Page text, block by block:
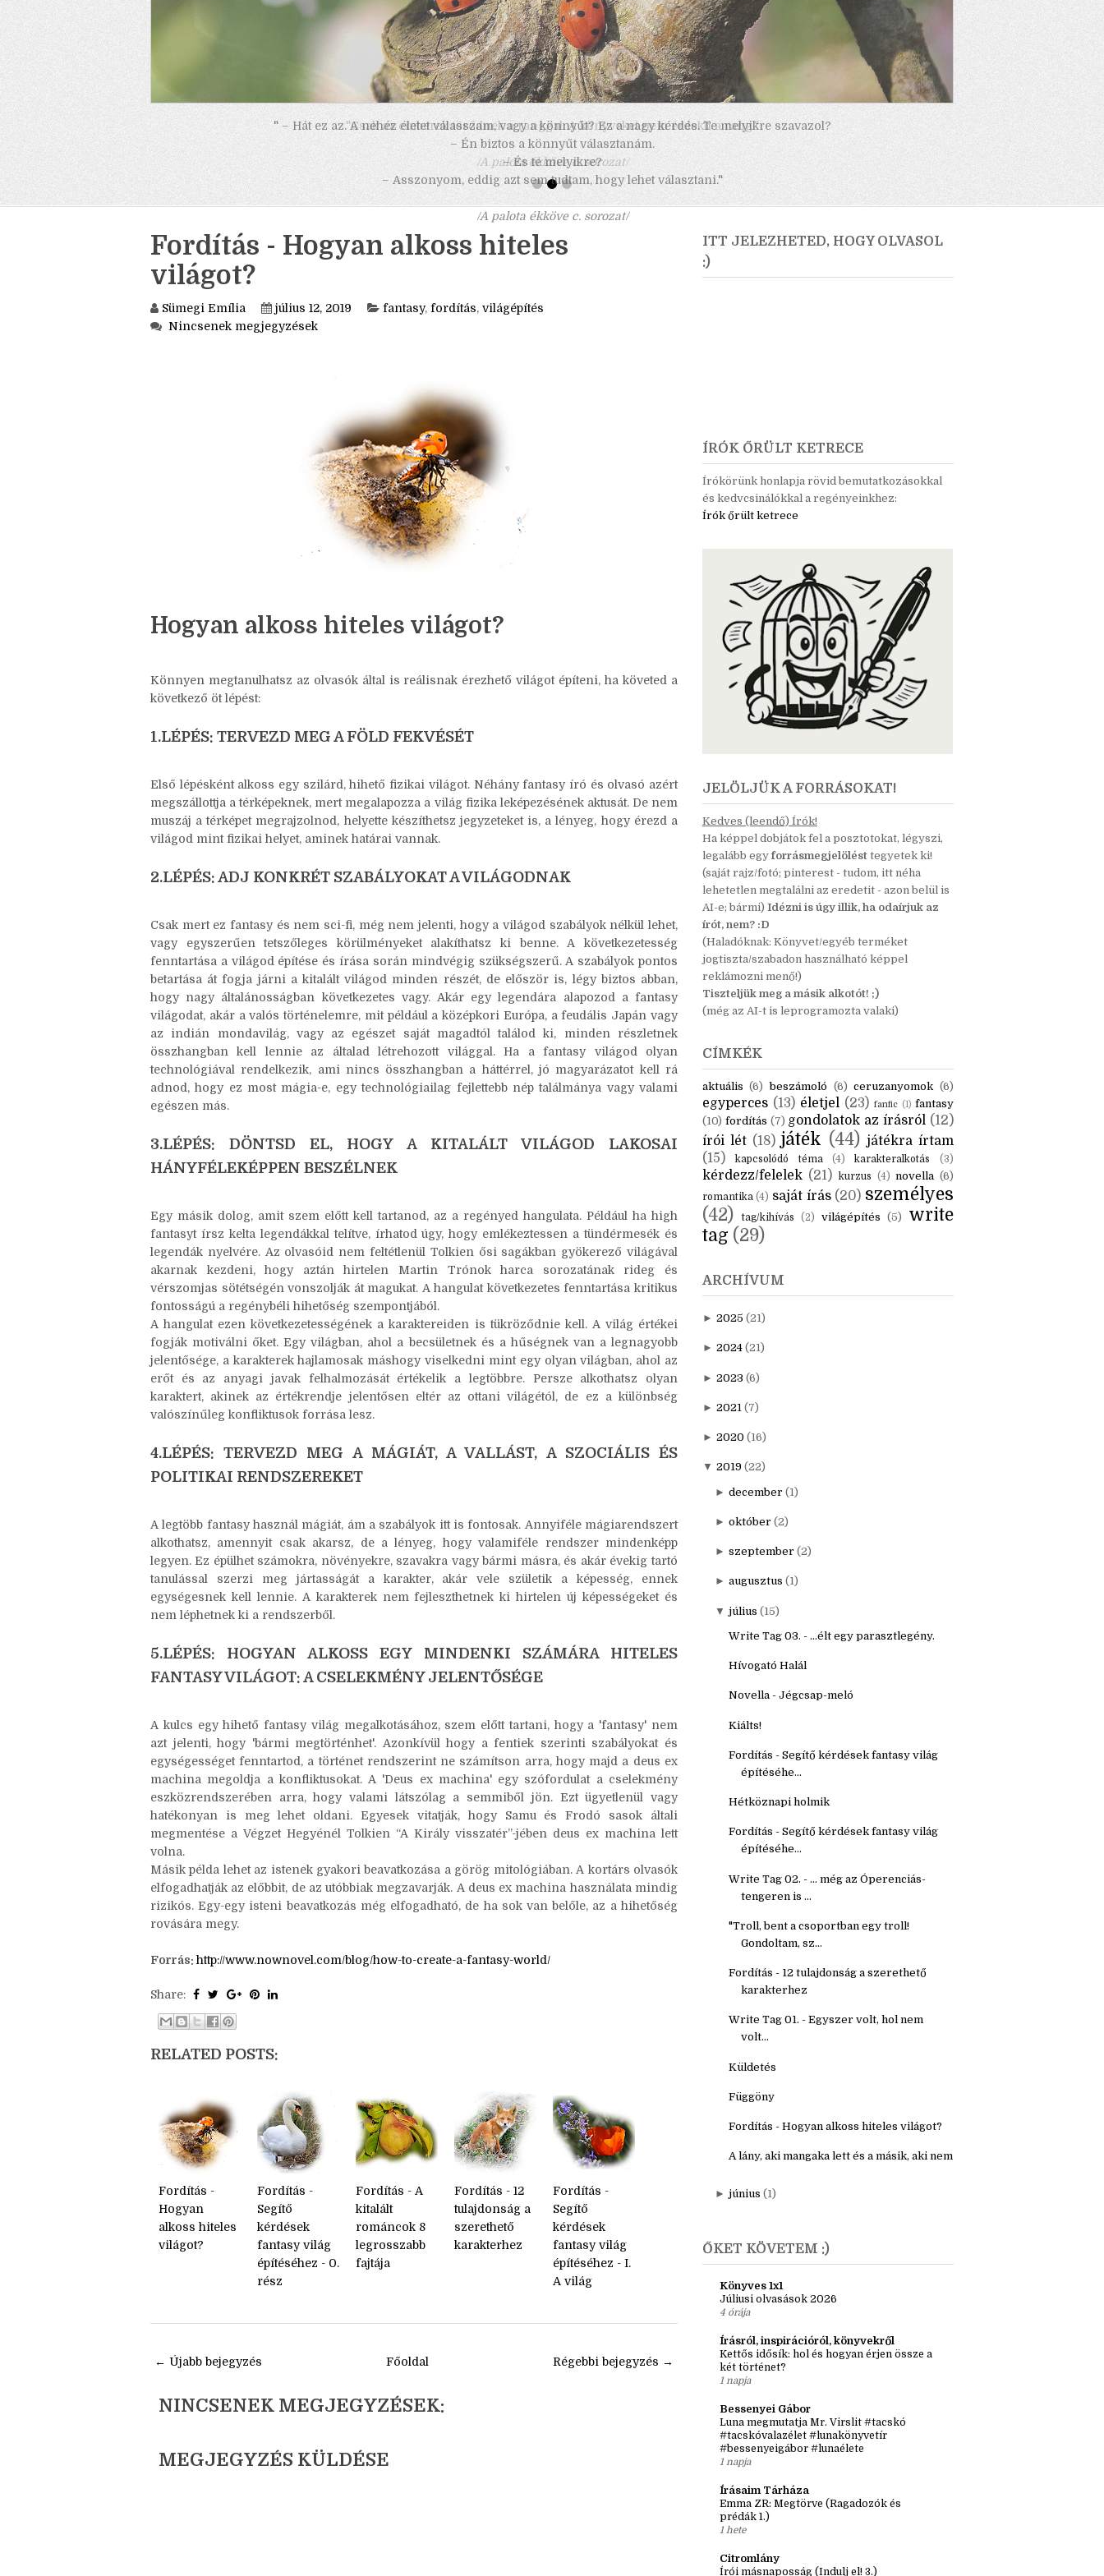
" – Hát ez az. A nehéz életet válasszam, vagy a könnyűt? Ez a nagy kérdés. Te melyikre szavazol?
– Én biztos a könnyűt választanám.
– És te melyikre?
– Asszonyom, eddig azt sem tudtam, hogy lehet választani."
/A palota ékköve c. sorozat/
Fordítás - Hogyan alkoss hiteles
világot?
Hogyan alkoss hiteles világot?
Könnyen megtanulhatsz az olvasók által is reálisnak érezhető világot építeni, ha követed a
1.LÉPÉS: TERVEZD MEG A FÖLD FEKVÉSÉT
Első lépésként alkoss egy szilárd, hihető fizikai világot. Néhány fantasy író és olvasó azért
muszáj a térképet megrajzolnod, helyette készíthetsz jegyzeteket is, a lényeg, hogy érezd a
2.LÉPÉS: ADJ KONKRÉT SZABÁLYOKAT A VILÁGODNAK
Csak mert ez fantasy és nem sci-fi, még nem jelenti, hogy a világod szabályok nélkül lehet,
vagy egyszerűen tetszőleges körülményeket alakíthatsz ki benne. A következetesség
fenntartása a világod építése és írása során mindvégig szükségszerű. A szabályok pontos
betartása át fogja járni a kitalált világod minden részét, de először is, légy biztos abban,
hogy nagy általánosságban következetes vagy. Akár egy legendára alapozod a fantasy
világodat, akár a valós történelemre, mit például a középkori Európa, a feudális Japán vagy
az indián mondavilág, vagy az egészet saját magadtól találod ki, minden részletnek
összhangban kell lennie az általad létrehozott világgal. Ha a fantasy világod olyan
adnod, hogy ez most mágia-e, egy technológiailag fejlettebb nép találmánya vagy valami
egészen más.
HÁNYFÉLEKÉPPEN BESZÉLNEK
Egy másik dolog, amit szem előtt kell tartanod, az a regényed hangulata. Például ha high
fantasyt írsz kelta legendákkal telítve, írhatod úgy, hogy emlékeztessen a tündérmesék és
legendák nyelvére. Az olvasóid nem feltétlenül Tolkien ősi sagákban gyökerező világával
akarnak kezdeni, hogy aztán hirtelen Martin Trónok harca sorozatának rideg és
vérszomjas sötétségén vonszolják át magukat. A hangulat következetes fenntartása kritikus
fontosságú a regénybéli hihetőség szempontjából.
A hangulat ezen következetességének a karaktereiden is tükröződnie kell. A világ értékei
fogják motiválni őket. Egy világban, ahol a becsületnek és a hűségnek van a legnagyobb
jelentősége, a karakterek hajlamosak máshogy viselkedni mint egy olyan világban, ahol az
karaktert, akinek az értékrendje jelentősen eltér az ottani világétól, de ez a különbség
valószínűleg konfliktusok forrása lesz.
POLITIKAI RENDSZEREKET
A legtöbb fantasy használ mágiát, ám a szabályok itt is fontosak. Annyiféle mágiarendszert
alkothatsz, amennyit csak akarsz, de a lényeg, hogy valamiféle rendszer mindenképp
legyen. Ez épülhet számokra, növényekre, szavakra vagy bármi másra, és akár évekig tartó
egységesnek kell lennie. A karakterek nem fejleszthetnek ki hirtelen új képességeket és
nem léphetnek ki a rendszerből.
FANTASY VILÁGOT: A CSELEKMÉNY JELENTŐSÉGE
A kulcs egy hihető fantasy világ megalkotásához, szem előtt tartani, hogy a 'fantasy' nem
azt jelenti, hogy 'bármi megtörténhet'. Azonkívül hogy a fentiek szerinti szabályokat és
egységességet fenntartod, a történet rendszerint ne számítson arra, hogy majd a deus ex
machina megoldja a konfliktusokat. A 'Deus ex machina' egy szófordulat a cselekmény
eszközrendszerében arra, hogy valami látszólag a semmiből jön. Ezt ügyetlenül vagy
hatékonyan is meg lehet oldani. Egyesek vitatják, hogy Samu és Frodó sasok általi
megmentése a Végzet Hegyénél Tolkien “A Király visszatér”-jében deus ex machina lett
volna.
Másik példa lehet az istenek gyakori beavatkozása a görög mitológiában. A kortárs olvasók
rizikós. Egy-egy isteni beavatkozás még elfogadható, de ha sok van belőle, az a hihetőség
Forrás:http://www.nownovel.com/blog/how-to-create-a-fantasy-world/
Share:
RELATED POSTS:
Fordítás -
Fordítás -
Segítő
kérdések
Fordítás - A
kitalált
Fordítás - 12
Fordítás -
Segítő
kérdések
← Újabb bejegyzés Főoldal
NINCSENEK MEGJEGYZÉSEK:
ÍRÓK ŐRÜLT KETRECE
JELÖLJÜK A FORRÁSOKAT!
Kedves (leendő) Írók!
Ha képpel dobjátok fel a posztotokat, légyszi,
legalább egyforrásmegjelölésttegyetek ki!
(saját rajz/fotó; pinterest - tudom, itt néha
lehetetlen megtalálni az eredetit - azon belül is
AI-e; bármi)Idézni is úgy illik, ha odaírjuk az
írót, nem? :D
(Haladóknak: Könyvet/egyéb terméket
jogtiszta/szabadon használható képpel
Tiszteljük meg a másik alkotót! ;)
CÍMKÉK
aktuális (6) beszámoló (6) ceruzanyomok (6)
egyperces (13) életjel (23) fanfic (1) fantasy
(10) fordítás (7) gondolatok az írásról (12)
írói lét
(18) játék (44) játékra írtam
(15)
kapcsolódó téma (4) karakteralkotás (3)
kérdezz/felelek
tag/kihívás
tag (29)
► 2025 (21)
► 2024 (21)
► 2023 (6)
► 2021 (7)
2020 (16)
2019 (22)
► december (1)
► október (2)
► szeptember
►augusztus (1)
▼július (15)
Write Tag 03. - ...élt egy parasztlegény.
Hívogató Halál
Novella - Jégcsap-meló
Kiálts!
Fordítás - Segítő kérdések fantasy világ
építéséhe...
Hétköznapi holmik
Fordítás - Segítő kérdések fantasy világ
építéséhe...
Write Tag 02. - ... még az Óperenciás-
tengeren is ...
"Troll, bent a csoportban egy troll!
Gondoltam, sz...
Fordítás - 12 tulajdonság a szerethető
karakterhez
Write Tag 01. - Egyszer volt, hol nem
volt...
Küldetés
Függöny
►június (1)
ŐKET KÖVETEM :)
Könyves 1x1
Júliusi olvasások 2026
4 órája
Kettős idősík: hol és hogyan érjen össze a
két történet?
1 napja
Bessenyei Gábor
#tacskóvalazélet #lunakönyvetír
#bessenyeigábor #lunaélete
1 napja
Emma ZR: Megtörve (Ragadozók és
prédák 1.)